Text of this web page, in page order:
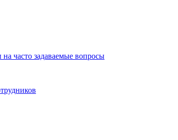
часто задаваемые вопросы